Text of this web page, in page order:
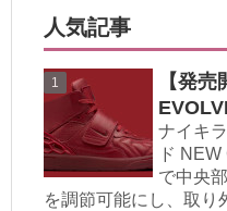
人気記事
【発
ナイキ
ド
で中央
を調節可能にし、取り